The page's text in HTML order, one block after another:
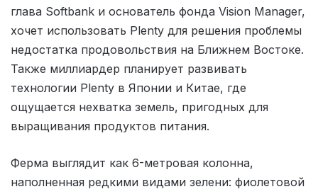
глава Softbank и основатель фонда Vision Manager,
хочет использовать Plenty для решения проблемы
недостатка продовольствия на Ближнем Востоке.
Также миллиардер планирует развивать
технологии Plenty в Японии и Китае, где
ощущается нехватка земель, пригодных для
выращивания продуктов питания.
Ферма выглядит как 6-метровая колонна,
наполненная редкими видами зелени: фиолетовой